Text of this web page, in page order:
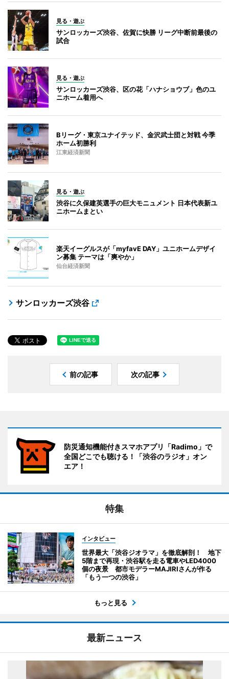
見る・遊ぶ
サンロッカーズ渋谷、佐賀に快勝 リーグ中断前最後の
試合
見る・遊ぶ
サンロッカーズ渋谷、区の花「ハナショウブ」色のユ
ニホーム着用へ
Bリーグ・東京ユナイテッド、金沢武士団と対戦 今季
ホーム初勝利
江東経済新聞
見る・遊ぶ
渋谷に久保建英選手の巨大モニュメント 日本代表新ユ
ニホームまとい
楽天イーグルスが「myfavE DAY」ユニホームデザイ
ン募集 テーマは「爽やか」
仙台経済新聞
サンロッカーズ渋谷
前の記事 次の記事
防災通知機能付きスマホアプリ「Radimo」で
全国どこでも聴ける！「渋谷のラジオ」オン
エア！
特集
インタビュー
世界最大「渋谷ジオラマ」を徹底解剖！ 地下
5階まで再現・渋谷駅を走る電車やLED4000
個の夜景 都市モデラーMAJIRIさんが作る
「もう一つの渋谷」
もっと見る
最新ニュース